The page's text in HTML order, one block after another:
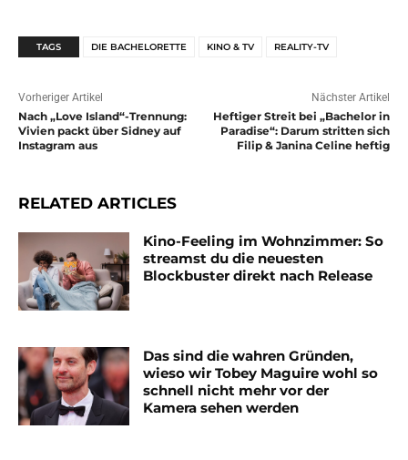
TAGS DIE BACHELORETTE KINO & TV REALITY-TV
Vorheriger Artikel
Nach „Love Island“-Trennung:
Vivien packt über Sidney auf
Instagram aus
Nächster Artikel
Heftiger Streit bei „Bachelor in
Paradise“: Darum stritten sich
Filip & Janina Celine heftig
RELATED ARTICLES
Kino-Feeling im Wohnzimmer: So
streamst du die neuesten
Blockbuster direkt nach Release
Das sind die wahren Gründen,
wieso wir Tobey Maguire wohl so
schnell nicht mehr vor der
Kamera sehen werden